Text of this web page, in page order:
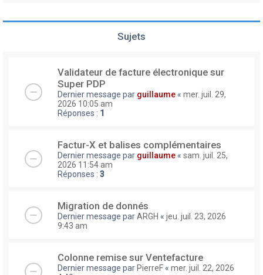
Sujets
Validateur de facture électronique sur
Super PDP
Dernier message par guillaume « mer. juil. 29,
2026 10:05 am
Réponses : 1
Factur-X et balises complémentaires
Dernier message par guillaume « sam. juil. 25,
2026 11:54 am
Réponses : 3
Migration de donnés
Dernier message parARGH « jeu. juil. 23, 2026
9:43 am
Colonne remise sur Ventefacture
Dernier message par PierreF « mer. juil. 22, 2026